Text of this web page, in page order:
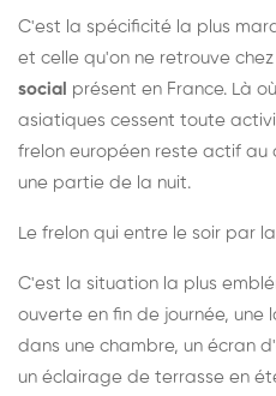
C'est la spécificité la plus
et celle qu'on ne retrouve chez
social présent en France. Là
asiatiques cessent toute
frelon européen reste actif au
une partie de la nuit.
Le frelon qui entre le soir par
C'est la situation la plus
ouverte en fin de journée,
dans une chambre, un écran
un éclairage de terrasse en